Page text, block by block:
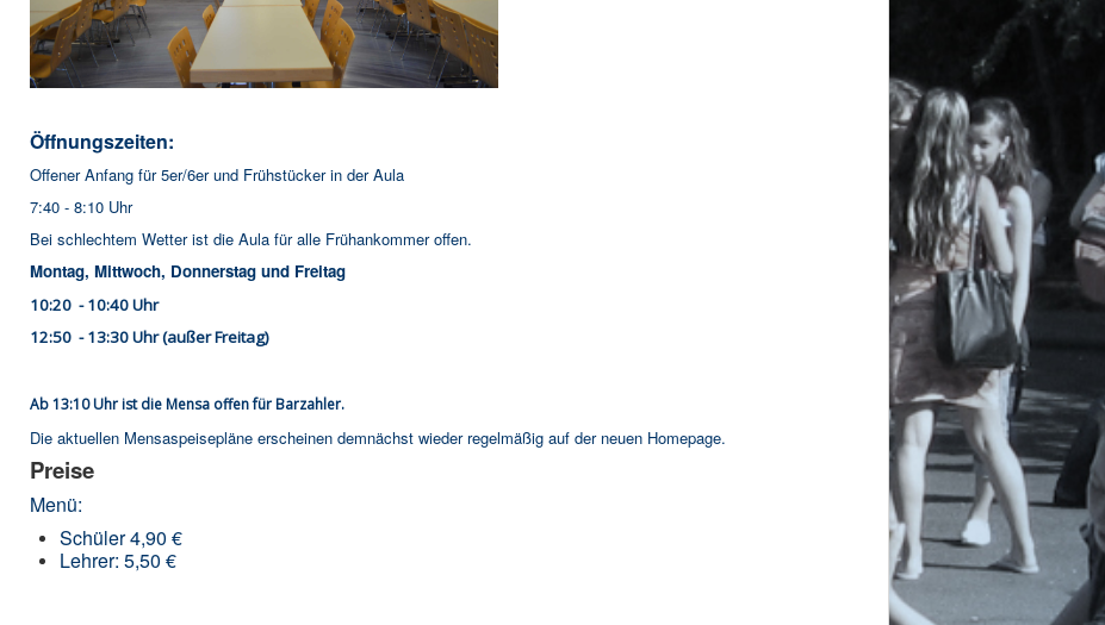
Öffnungszeiten:
Offener Anfang für 5er/6er und Frühstücker in der Aula
7:40 - 8:10 Uhr
Bei schlechtem Wetter ist die Aula für alle Frühankommer offen.
Montag, Mittwoch, Donnerstag und Freitag
10:20 - 10:40 Uhr
12:50 - 13:30 Uhr (außer Freitag)
Ab 13:10 Uhr ist die Mensa offen für Barzahler.
Die aktuellen Mensaspeisepläne erscheinen demnächst wieder regelmäßig auf der neuen Homepage.
Preise
Menü:
Schüler 4,90 €
Lehrer: 5,50 €